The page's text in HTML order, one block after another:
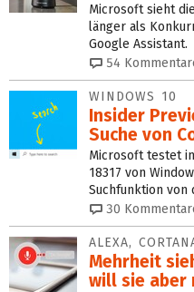
Microsoft sieht
länger als
Google Assistant.
54
WINDOWS 10
Insider
Suche von
Microsoft testet
18317 von
Suchfunktion von
30
ALEXA,
Mehrheit
will sie aber